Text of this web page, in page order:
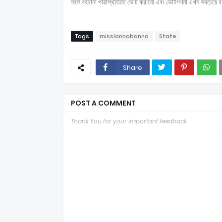
Tags missionnabanna State
Share
POST A COMMENT
Thank You for your important feedback